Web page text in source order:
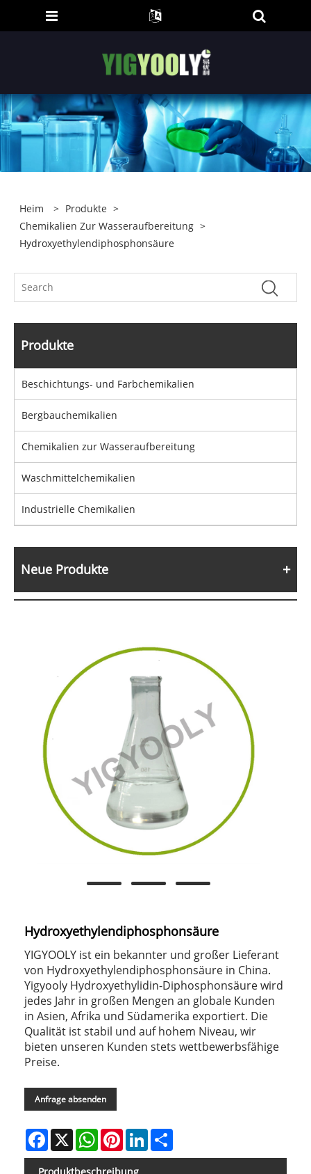
Heim > Produkte >
Chemikalien Zur Wasseraufbereitung >
Hydroxyethylendiphosphonsäure
Produkte
Beschichtungs- und Farbchemikalien
Bergbauchemikalien
Chemikalien zur Wasseraufbereitung
Waschmittelchemikalien
Industrielle Chemikalien
Neue Produkte
Hydroxyethylendiphosphonsäure
YIGYOOLY ist ein bekannter und großer Lieferant
von Hydroxyethylendiphosphonsäure in China.
Yigyooly Hydroxyethylidin-Diphosphonsäure wird
jedes Jahr in großen Mengen an globale Kunden
in Asien, Afrika und Südamerika exportiert. Die
Qualität ist stabil und auf hohem Niveau, wir
bieten unseren Kunden stets wettbewerbsfähige
Preise.
Anfrage absenden
Facebook
X WhatsAppPinterestLinkedIn
Produktbeschreibung